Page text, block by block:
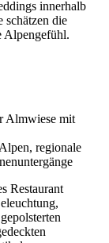
innerhalb
schätzen die
Alpengefühl.
Almwiese mit
regionale